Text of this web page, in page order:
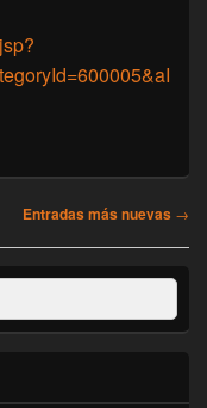
Entradas más nuevas →